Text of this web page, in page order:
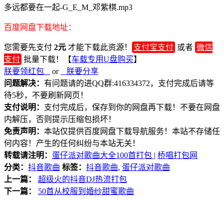
多远都要在一起-G_E_M_邓紫棋.mp3
百度网盘下载地址：
您需要先支付 2元 才能下载此资源！ 支付宝支付 或者 微信
支付 批量下载！【车载专用U盘购买】
朕要领红包
or
朕要分享
问题解决： 有问题请的进QQ群:416334372，支付完成后请等
待5秒，不要刷新网页！
支付说明： 支付完成后，保存到你的网盘再下载！不要在网盘
内解压，否则提示压缩包损坏！
免责声明： 本站仅提供百度网盘下载导航服务！本站不存储任
何内容！产生的任何纠纷与本站无关！
转载请注明： 蛋仔派对歌曲大全100首打包 | 桥唱打包网
分类： 抖音歌曲 标签： 抖音歌曲, 蛋仔派对歌曲
上一篇：
超级火的抖音DJ热流打包
下一篇：
50首从校服到婚纱甜蜜歌曲